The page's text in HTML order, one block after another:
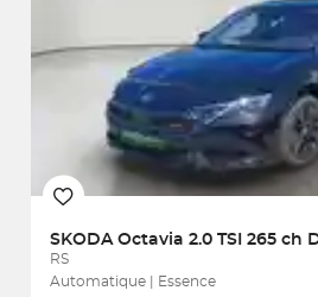
SKODA Octavia 2.0 TSI 265 ch
RS
Automatique | Essence